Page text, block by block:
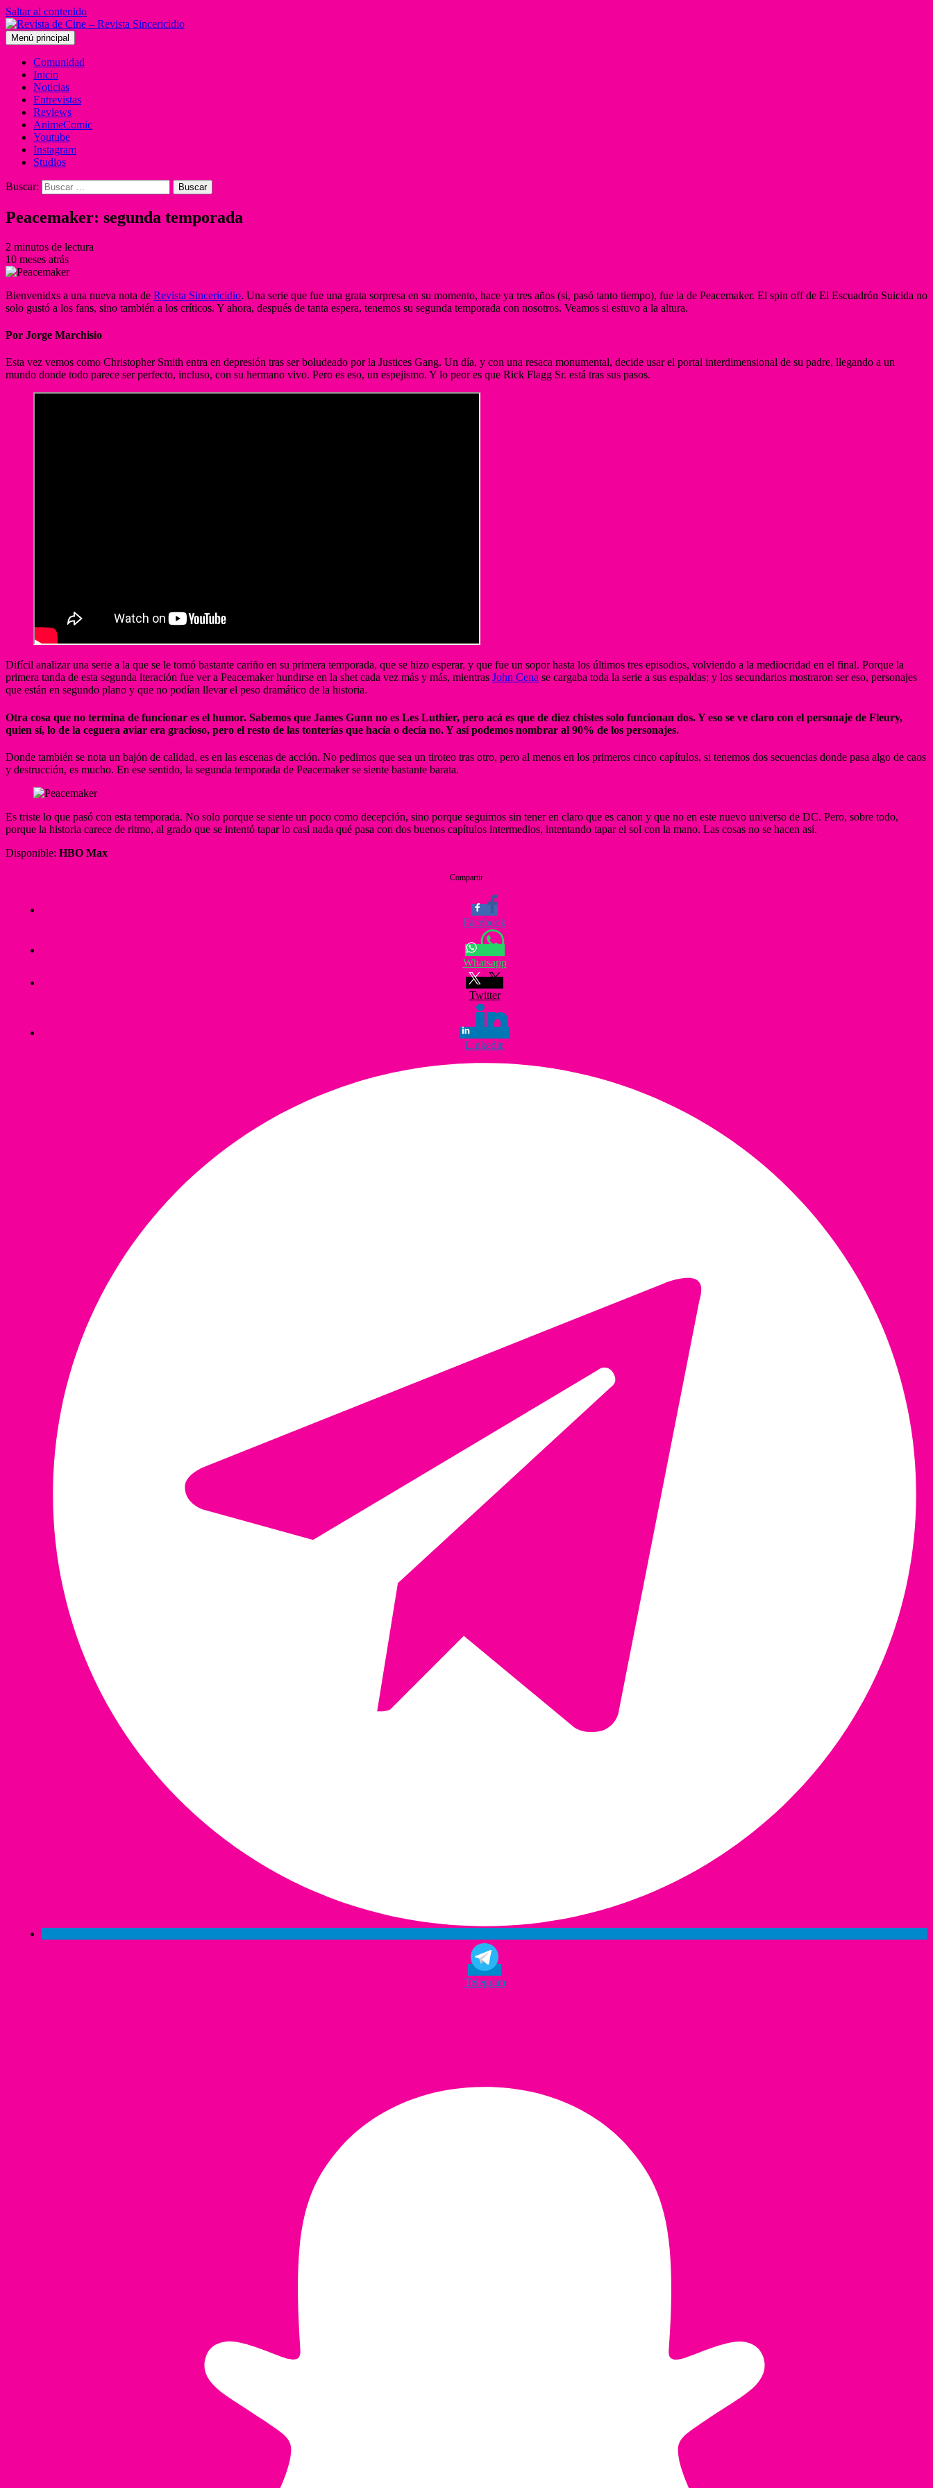
Saltar al contenido
Menú principal
Comunidad
Inicio
Noticias
Entrevistas
Reviews
AnimeComic
Youtube
Instagram
Studios
Buscar:
Peacemaker: segunda temporada
2 minutos de lectura
10 meses atrás
Bienvenidxs a una nueva nota de Revista Sincericidio. Una serie que fue una grata sorpresa en su momento, hace ya tres años (si, pasó tanto tiempo), fue la de Peacemaker. El spin off de El Escuadrón Suicida no
solo gustó a los fans, sino también a los críticos. Y ahora, después de tanta espera, tenemos su segunda temporada con nosotros. Veamos si estuvo a la altura.
Por Jorge Marchisio
Esta vez vemos como Christopher Smith entra en depresión tras ser boludeado por la Justices Gang. Un día, y con una resaca monumental, decide usar el portal interdimensional de su padre, llegando a un
mundo donde todo parece ser perfecto, incluso, con su hermano vivo. Pero es eso, un espejismo. Y lo peor es que Rick Flagg Sr. está tras sus pasos.
Difícil analizar una serie a la que se le tomó bastante cariño en su primera temporada, que se hizo esperar, y que fue un sopor hasta los últimos tres episodios, volviendo a la mediocridad en el final. Porque la
primera tanda de esta segunda iteración fue ver a Peacemaker hundirse en la shet cada vez más y más, mientras John Cena se cargaba toda la serie a sus espaldas; y los secundarios mostraron ser eso, personajes
que están en segundo plano y que no podían llevar el peso dramático de la historia.
Otra cosa que no termina de funcionar es el humor. Sabemos que James Gunn no es Les Luthier, pero acá es que de diez chistes solo funcionan dos. Y eso se ve claro con el personaje de Fleury,
quien sí, lo de la ceguera aviar era gracioso, pero el resto de las tonterías que hacía o decía no. Y así podemos nombrar al 90% de los personajes.
Donde también se nota un bajón de calidad, es en las escenas de acción. No pedimos que sea un tiroteo tras otro, pero al menos en los primeros cinco capítulos, si tenemos dos secuencias donde pasa algo de caos
y destrucción, es mucho. En ese sentido, la segunda temporada de Peacemaker se siente bastante barata.
Es triste lo que pasó con esta temporada. No solo porque se siente un poco como decepción, sino porque seguimos sin tener en claro que es canon y que no en este nuevo universo de DC. Pero, sobre todo,
porque la historia carece de ritmo, al grado que se intentó tapar lo casi nada qué pasa con dos buenos capítulos intermedios, intentando tapar el sol con la mano. Las cosas no se hacen así.
Disponible: HBO Max
Compartir
Facebook
Whatsapp
Twitter
Linkedin
Telegram